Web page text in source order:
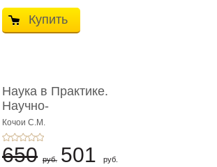
Купить
Наука в Практике.
Научно-
консультационные (пра
...
Кочои С.М.
650 руб. 501 руб.